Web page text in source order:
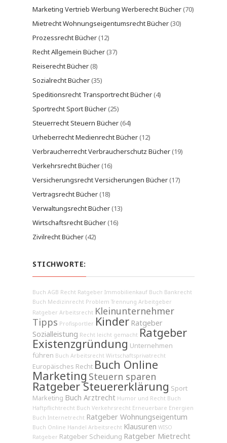
Marketing Vertrieb Werbung Werberecht Bücher(70)
Mietrecht Wohnungseigentumsrecht Bücher(30)
Prozessrecht Bücher(12)
Recht Allgemein Bücher(37)
Reiserecht Bücher(8)
Sozialrecht Bücher(35)
Speditionsrecht Transportrecht Bücher(4)
Sportrecht Sport Bücher(25)
Steuerrecht Steuern Bücher(64)
Urheberrecht Medienrecht Bücher(12)
Verbraucherrecht Verbraucherschutz Bücher(19)
Verkehrsrecht Bücher(16)
Versicherungsrecht Versicherungen Bücher(17)
Vertragsrecht Bücher(18)
Verwaltungsrecht Bücher(13)
Wirtschaftsrecht Bücher(16)
Zivilrecht Bücher(42)
STICHWORTE:
Buch AGB Recht Ratgeber Immobilienkauf Buch Bankrecht
Buch Medizinrecht Problem Trennung Arbeitgeber
Ratgeber Arbeitsrecht Kleinunternehmer
Tipps Profisportler Kinder Ratgeber
Sozialleistung Recht leicht gemacht Ratgeber
Existenzgründung Unternehmen
führen Buch Arbeitsrecht Wirtschaftsprivatrecht
Europäisches Recht Buch Online
Marketing Steuern sparen
Ratgeber Steuererklärung Sport
Marketing Buch Arztrecht Humor und Recht Buch
Haftpflichtrecht Buch Verkehrsrecht Erneuerbare Energien
Buch Internetrecht Ratgeber Wohnungseigentum
Buch Online Handel Arbeitsrecht Klausuren WISO
Ratgeber Ratgeber Scheidung Ratgeber Mietrecht